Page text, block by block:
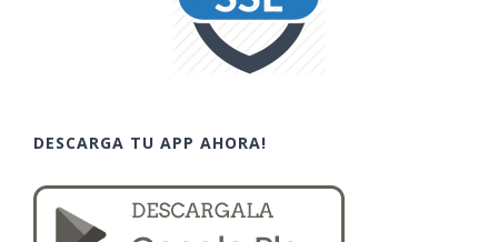
DESCARGA TU APP AHORA!